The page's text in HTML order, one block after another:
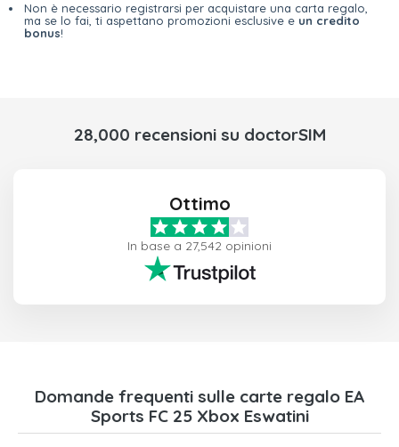
Non è necessario registrarsi per acquistare una carta regalo,
ma se lo fai, ti aspettano promozioni esclusive e un credito
bonus!
28,000 recensioni su doctorSIM
Ottimo
In base a 27,542 opinioni
Domande frequenti sulle carte regalo EA
Sports FC 25 Xbox Eswatini